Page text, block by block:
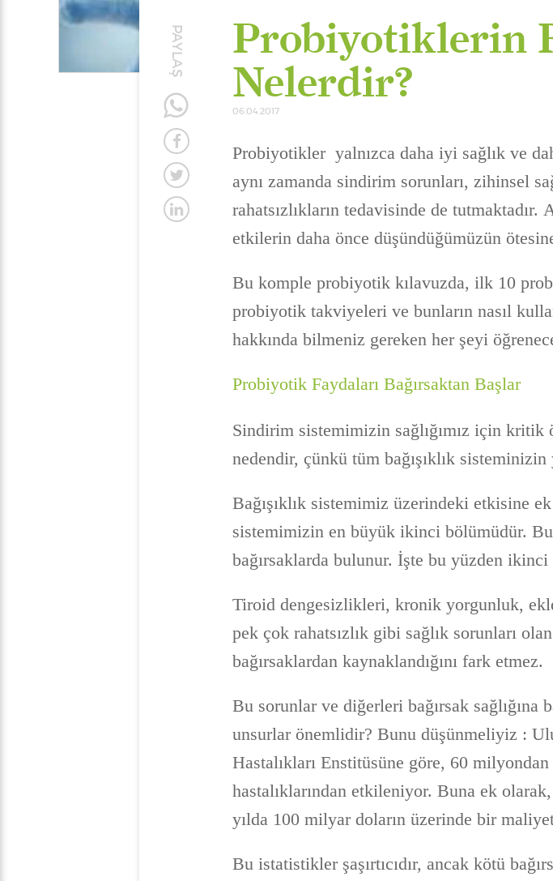
PAYLAŞ
Probiyotiklerin
Nelerdir?
06.04.2017
Probiyotikler yalnızca daha iyi sağlık ve
aynı zamanda sindirim sorunları, zihinsel
rahatsızlıkların tedavisinde de
etkilerin daha önce düşündüğümüzün
Bu komple probiyotik kılavuzda, ilk 10
probiyotik takviyeleri ve bunların nasıl
hakkında bilmeniz gereken her şeyi
Probiyotik Faydaları Bağırsaktan Başlar
Sindirim sistemimizin sağlığımız için kritik
nedendir, çünkü tüm bağışıklık
Bağışıklık sistemimiz üzerindeki etkisine
sistemimizin en büyük ikinci bölümüdür.
bağırsaklarda bulunur. İşte bu yüzden
Tiroid dengesizlikleri, kronik yorgunluk,
pek çok rahatsızlık gibi sağlık sorunları
bağırsaklardan kaynaklandığını fark etmez.
Bu sorunlar ve diğerleri bağırsak sağlığına
unsurlar önemlidir? Bunu düşünmeliyiz :
Hastalıkları Enstitüsüne göre, 60
hastalıklarından etkileniyor. Buna ek
yılda 100 milyar doların üzerinde bir
Bu istatistikler şaşırtıcıdır, ancak kötü